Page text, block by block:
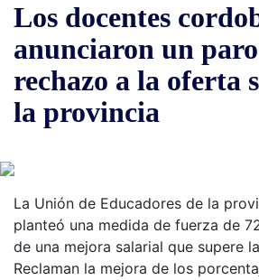
Los docentes
anunciaron un
rechazo a la oferta
la provincia
La Unión de Educadores de la
planteó una medida de fuerza de
de una mejora salarial que supere
Reclaman la mejora de los